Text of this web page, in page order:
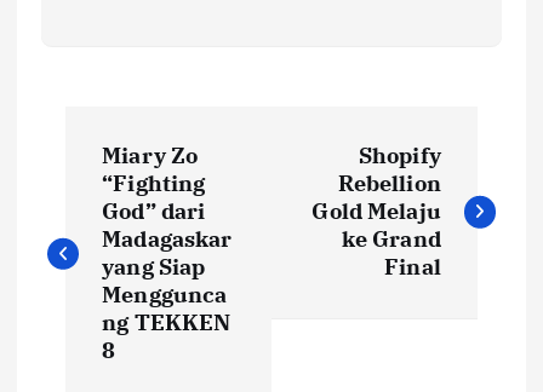
s
Miary Zo
“Fighting
God” dari
Madagaskar
yang Siap
Menggunca
ng TEKKEN
8
Shopify
Rebellion
Gold Melaju
ke Grand
Final